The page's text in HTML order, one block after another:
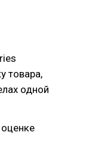
товара,
одной